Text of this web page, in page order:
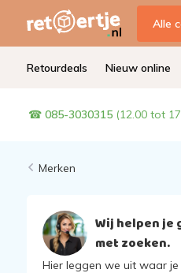
Alle
Retourdeals Nieuw online
☎ 085-3030315 (12.00 tot
Merken
Wij helpen je
met zoeken.
Hier leggen we uit waar je